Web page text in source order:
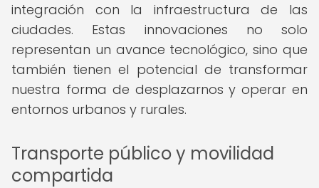
integración con la infraestructura de las
ciudades. Estas innovaciones no solo
representan un avance tecnológico, sino que
también tienen el potencial de transformar
nuestra forma de desplazarnos y operar en
entornos urbanos y rurales.
Transporte público y movilidad
compartida